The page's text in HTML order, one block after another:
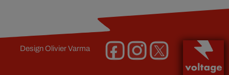
DesignOlivier Varma